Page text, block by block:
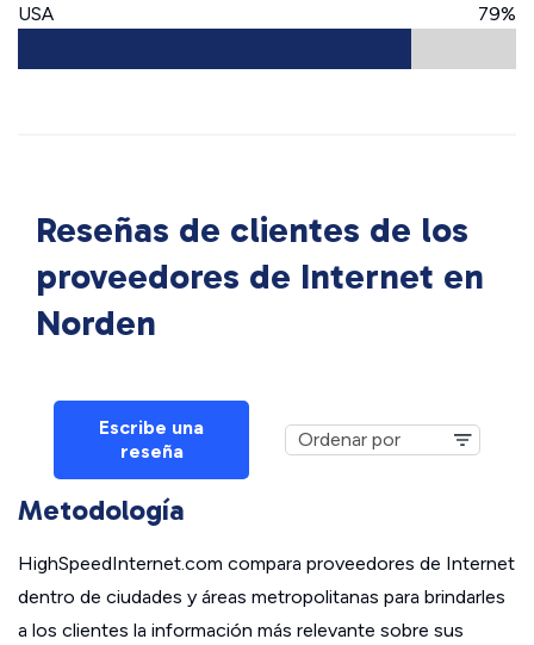
USA 79%
Reseñas de clientes de los
proveedores de Internet en
Norden
Escribe una
reseña
Metodología
HighSpeedInternet.com compara proveedores de Internet
dentro de ciudades y áreas metropolitanas para brindarles
a los clientes la información más relevante sobre sus